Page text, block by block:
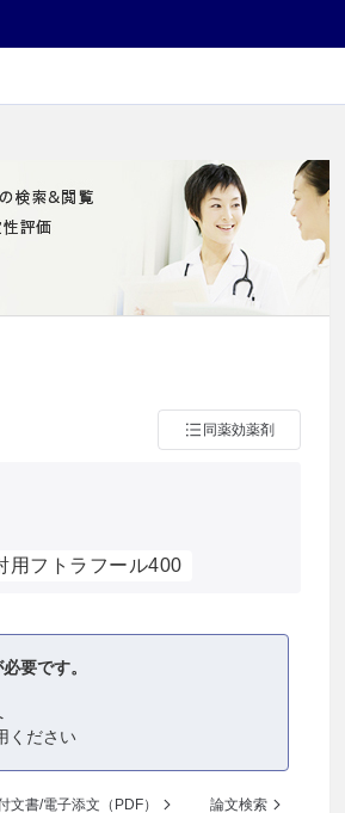
同薬効薬剤
用フトラフール400
要です。
ください
文書/電子添文（PDF） 論文検索